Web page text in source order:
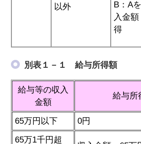
以外
B：A
入金
得
別表１－１ 給与所得額
給与等の収入
金額
給与所
65万円以下
0円
65万1千円超